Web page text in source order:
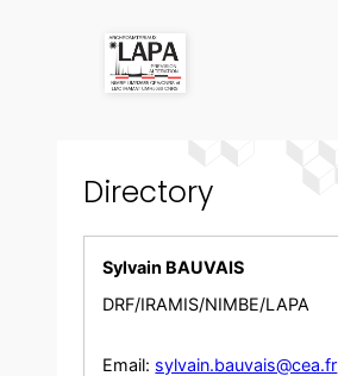
Directory
Sylvain BAUVAIS
DRF/IRAMIS/NIMBE/LAPA
Email: sylvain.bauvais@cea.fr